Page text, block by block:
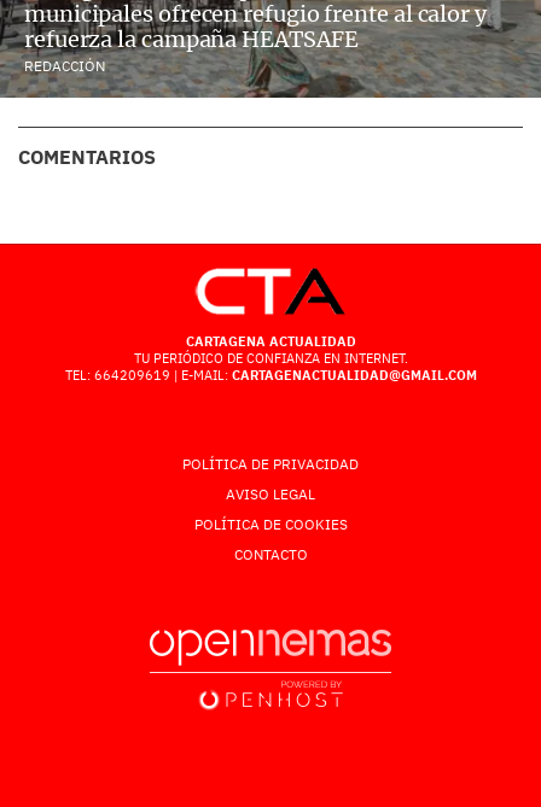
municipales ofrecen refugio frente al calor y
refuerza la campaña HEATSAFE
REDACCIÓN
COMENTARIOS
CARTAGENA ACTUALIDAD
TU PERIÓDICO DE CONFIANZA EN INTERNET.
TEL: 664209619 | E-MAIL: CARTAGENACTUALIDAD@GMAIL.COM
POLÍTICA DE PRIVACIDAD
AVISO LEGAL
POLÍTICA DE COOKIES
CONTACTO